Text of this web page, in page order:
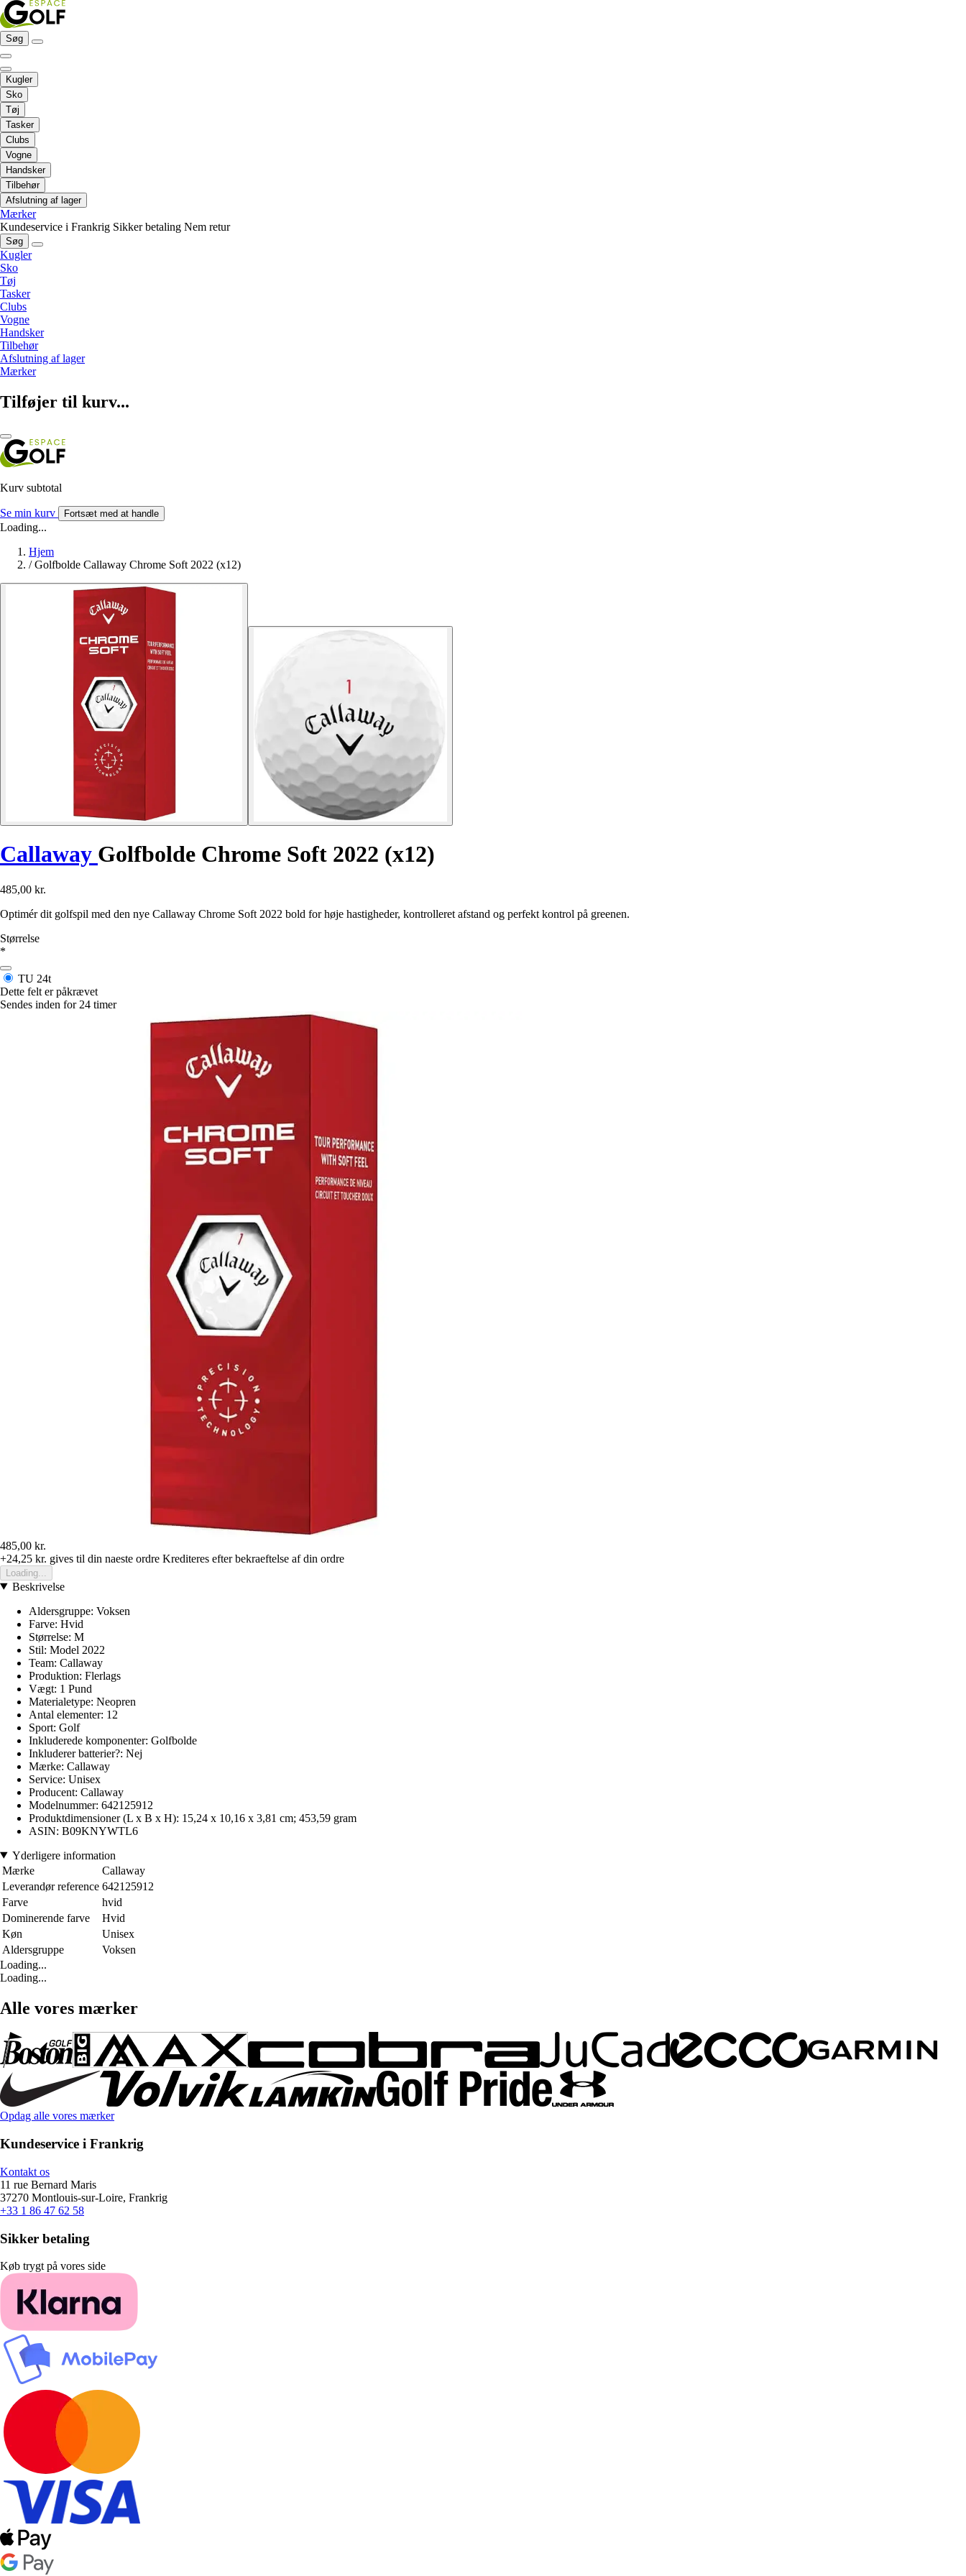
Søg
Kugler
Sko
Tøj
Tasker
Clubs
Vogne
Handsker
Tilbehør
Afslutning af lager
Mærker
Kundeservice i Frankrig Sikker betaling Nem retur
Søg
Kugler
Sko
Tøj
Tasker
Clubs
Vogne
Handsker
Tilbehør
Afslutning af lager
Mærker
Tilføjer til kurv...
Kurv subtotal
Se min kurv Fortsæt med at handle
Loading...
Hjem
/ Golfbolde Callaway Chrome Soft 2022 (x12)
Callaway Golfbolde Chrome Soft 2022 (x12)
485,00 kr.
Optimér dit golfspil med den nye Callaway Chrome Soft 2022 bold for høje hastigheder, kontrolleret afstand og perfekt kontrol på greenen.
Størrelse
*
TU 24t
Dette felt er påkrævet
Sendes inden for 24 timer
485,00 kr.
+24,25 kr. gives til din naeste ordre Krediteres efter bekraeftelse af din ordre
Loading...
Beskrivelse
Aldersgruppe: Voksen
Farve: Hvid
Størrelse: M
Stil: Model 2022
Team: Callaway
Produktion: Flerlags
Vægt: 1 Pund
Materialetype: Neopren
Antal elementer: 12
Sport: Golf
Inkluderede komponenter: Golfbolde
Inkluderer batterier?: Nej
Mærke: Callaway
Service: Unisex
Producent: Callaway
Modelnummer: 642125912
Produktdimensioner (L x B x H): 15,24 x 10,16 x 3,81 cm; 453,59 gram
ASIN: B09KNYWTL6
Yderligere information
Mærke
Callaway
Leverandør reference 642125912
Farve
hvid
Dominerende farve
Hvid
Køn
Unisex
Aldersgruppe
Voksen
Loading...
Loading...
Alle vores mærker
Opdag alle vores mærker
Kundeservice i Frankrig
Kontakt os
11 rue Bernard Maris
37270 Montlouis-sur-Loire, Frankrig
+33 1 86 47 62 58
Sikker betaling
Køb trygt på vores side